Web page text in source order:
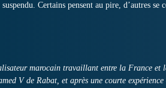
Certains pensent au pire, d’autres se
marocain travaillant entre la France et
V de Rabat, et après une courte expérience